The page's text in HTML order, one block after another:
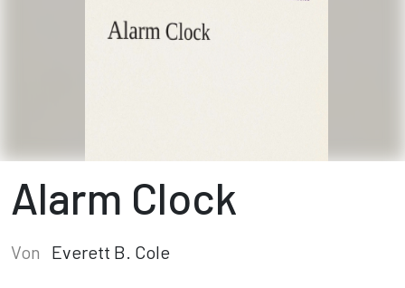
Alarm Clock
Von Everett B. Cole